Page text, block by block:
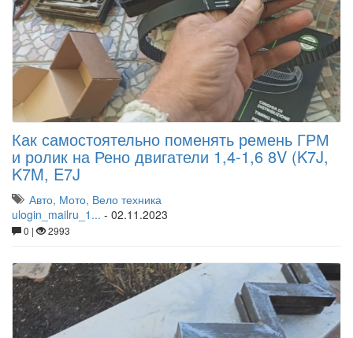
Как самостоятельно поменять ремень ГРМ
и ролик на Рено двигатели 1,4-1,6 8V (K7J,
K7M, E7J
Авто, Мото, Вело техника
ulogin_mailru_1... - 02.11.2023
0 | 2993